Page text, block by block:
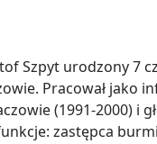
Szpyt urodzony 7
Pracował jako
(1991-2000) i
funkcje: zastępca